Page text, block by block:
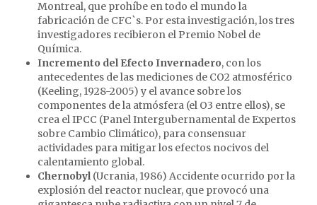
Montreal, que prohíbe en todo el mundo la
fabricación de CFC`s. Por esta investigación, los tres
investigadores recibieron el Premio Nobel de
Química.
Incremento del Efecto Invernadero, con los
antecedentes de las mediciones de CO2 atmosférico
(Keeling, 1928-2005) y el avance sobre los
componentes de la atmósfera (el O3 entre ellos), se
crea el IPCC (Panel Intergubernamental de Expertos
sobre Cambio Climático), para consensuar
actividades para mitigar los efectos nocivos del
calentamiento global.
Chernobyl(Ucrania, 1986) Accidente ocurrido por la
explosión del reactor nuclear, que provocó una